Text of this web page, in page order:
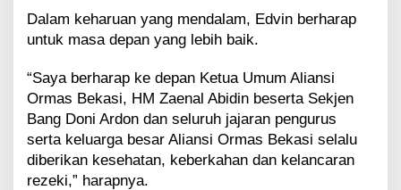
Dalam keharuan yang mendalam, Edvin berharap
untuk masa depan yang lebih baik.
“Saya berharap ke depan Ketua Umum Aliansi
Ormas Bekasi, HM Zaenal Abidin beserta Sekjen
Bang Doni Ardon dan seluruh jajaran pengurus
serta keluarga besar Aliansi Ormas Bekasi selalu
diberikan kesehatan, keberkahan dan kelancaran
rezeki,” harapnya.